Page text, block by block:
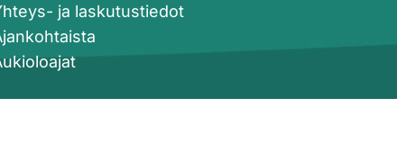
ja laskutustiedot